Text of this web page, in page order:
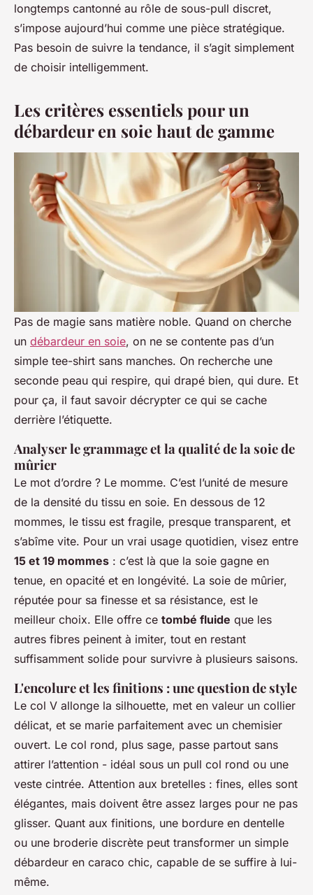
longtemps cantonné au rôle de sous-pull discret,
s’impose aujourd’hui comme une pièce stratégique.
Pas besoin de suivre la tendance, il s’agit simplement
de choisir intelligemment.
Les critères essentiels pour un
débardeur en soie haut de gamme
Pas de magie sans matière noble. Quand on cherche
un débardeur en soie, on ne se contente pas d’un
simple tee-shirt sans manches. On recherche une
seconde peau qui respire, qui drapé bien, qui dure. Et
pour ça, il faut savoir décrypter ce qui se cache
derrière l’étiquette.
Analyser le grammage et la qualité de la soie de
mûrier
Le mot d’ordre ? Le momme. C’est l’unité de mesure
de la densité du tissu en soie. En dessous de 12
mommes, le tissu est fragile, presque transparent, et
s’abîme vite. Pour un vrai usage quotidien, visez entre
15 et 19 mommes : c’est là que la soie gagne en
tenue, en opacité et en longévité. La soie de mûrier,
réputée pour sa finesse et sa résistance, est le
meilleur choix. Elle offre ce tombé fluide que les
autres fibres peinent à imiter, tout en restant
suffisamment solide pour survivre à plusieurs saisons.
L'encolure et les finitions : une question de style
Le col V allonge la silhouette, met en valeur un collier
délicat, et se marie parfaitement avec un chemisier
ouvert. Le col rond, plus sage, passe partout sans
attirer l’attention - idéal sous un pull col rond ou une
veste cintrée. Attention aux bretelles : fines, elles sont
élégantes, mais doivent être assez larges pour ne pas
glisser. Quant aux finitions, une bordure en dentelle
ou une broderie discrète peut transformer un simple
débardeur en caraco chic, capable de se suffire à lui-
même.